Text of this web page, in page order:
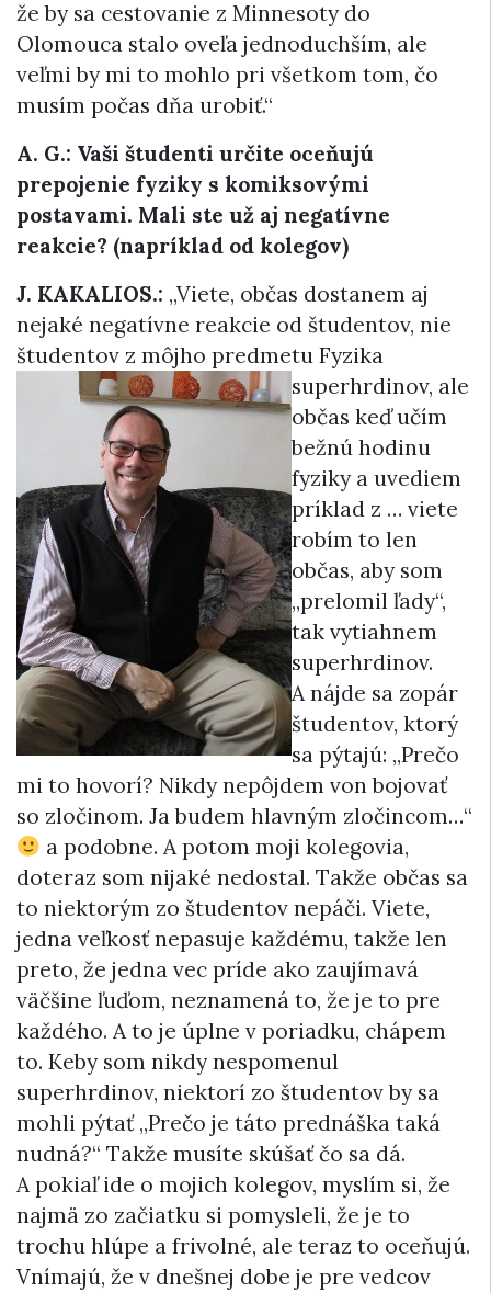
že by sa cestovanie z Minnesoty do
Olomouca stalo oveľa jednoduchším, ale
veľmi by mi to mohlo pri všetkom tom, čo
musím počas dňa urobiť.“
A. G.: Vaši študenti určite oceňujú
prepojenie fyziky s komiksovými
postavami. Mali ste už aj negatívne
reakcie? (napríklad od kolegov)
J. KAKALIOS.: „Viete, občas dostanem aj
nejaké negatívne reakcie od študentov, nie
študentov z môjho predmetu Fyzika
superhrdinov, ale
občas keď učím
bežnú hodinu
fyziky a uvediem
príklad z … viete
robím to len
občas, aby som
„prelomil ľady“,
tak vytiahnem
superhrdinov.
A nájde sa zopár
študentov, ktorý
sa pýtajú: „Prečo
mi to hovorí? Nikdy nepôjdem von bojovať
so zločinom. Ja budem hlavným zločincom…“
a podobne. A potom moji kolegovia,
doteraz som nijaké nedostal. Takže občas sa
to niektorým zo študentov nepáči. Viete,
jedna veľkosť nepasuje každému, takže len
preto, že jedna vec príde ako zaujímavá
väčšine ľuďom, neznamená to, že je to pre
každého. A to je úplne v poriadku, chápem
to. Keby som nikdy nespomenul
superhrdinov, niektorí zo študentov by sa
mohli pýtať „Prečo je táto prednáška taká
nudná?“ Takže musíte skúšať čo sa dá.
A pokiaľ ide o mojich kolegov, myslím si, že
najmä zo začiatku si pomysleli, že je to
trochu hlúpe a frivolné, ale teraz to oceňujú.
Vnímajú, že v dnešnej dobe je pre vedcov